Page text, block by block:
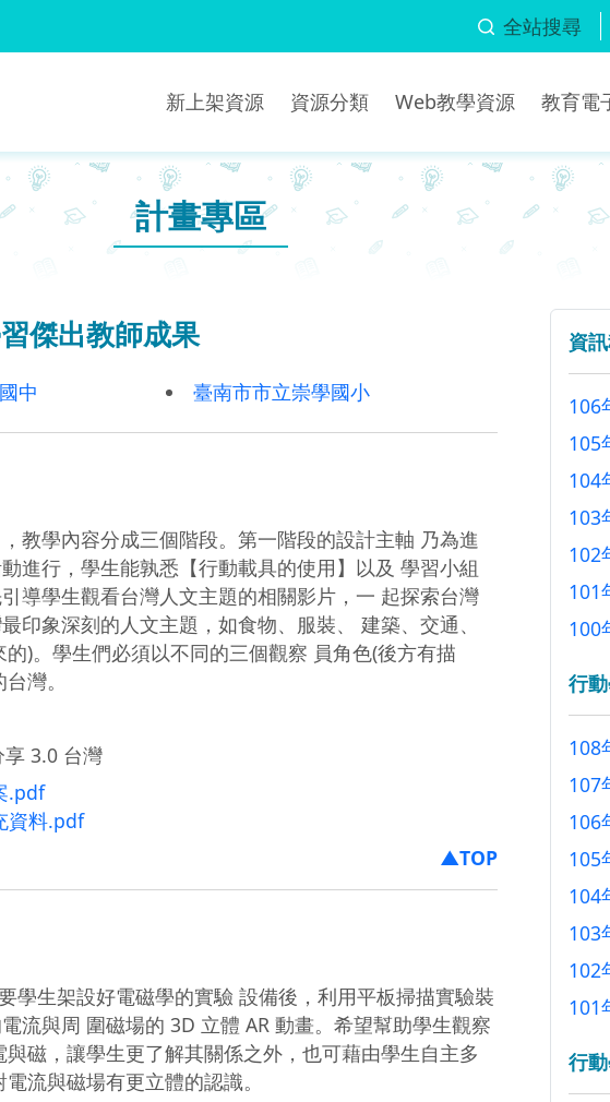
全站搜尋
新上架資源 資源分類 Web教學資源 教育電
計畫專區
傑出教師成果
中 臺南市市立崇學國小
教學內容分成三個階段。第一階段的設計主軸 乃為進
進行，學生能孰悉【行動載具的使用】以及 學習小組
導學生觀看台灣人文主題的相關影片，一 起探索台灣
印象深刻的人文主題，如食物、服裝、 建築、交通、
)。學生們必須以不同的三個觀察 員角色(後方有描
灣。
3.0 台灣
.pdf
資料.pdf
▲TOP
學生架設好電磁學的實驗 設備後，利用平板掃描實驗裝
流與周 圍磁場的 3D 立體 AR 動畫。希望幫助學生觀察
磁，讓學生更了解其關係之外，也可藉由學生自主多
流與磁場有更立體的認識。
資
106
105
104
103
102
101
100
行
108
107
106
105
104
103
102
101
行